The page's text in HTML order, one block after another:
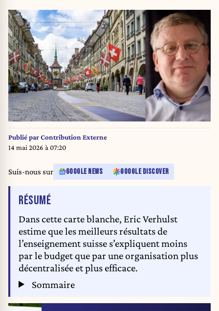
Publié parContribution Externe
14 mai 2026 à 07:20
Suis-nous sur GOOGLE NEWS GOOGLE DISCOVER
RÉSUMÉDE L'ARTICLE
Dans cette carte blanche, Eric Verhulst
estime que les meilleurs résultats de
l’enseignement suisse s’expliquent moins
par le budget que par une organisation plus
décentralisée et plus efficace.
Sommaire